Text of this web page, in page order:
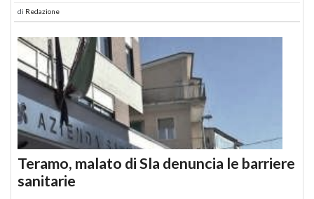
di Redazione
Teramo, malato di Sla denuncia le barriere
sanitarie